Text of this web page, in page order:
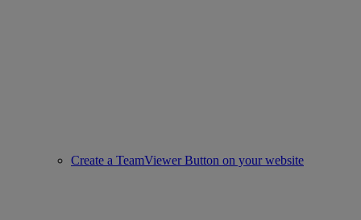
Create a TeamViewer Button on your website